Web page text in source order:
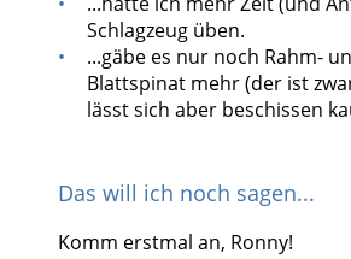
Schlagzeug üben.
...gäbe es nur noch Rahm-
Blattspinat mehr (der ist
lässt sich aber beschissen
Das will ich noch sagen...
Komm erstmal an, Ronny!